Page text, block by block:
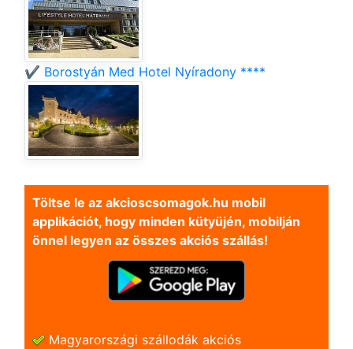
✔️ Borostyán Med Hotel Nyíradony ****
Töltse le az akcioscsomagok.hu mobil
applikációt, hogy minden kütyüjén, mobilján
önnel legyen az összes akciós szállás!
Magyarországi szállodák akciós